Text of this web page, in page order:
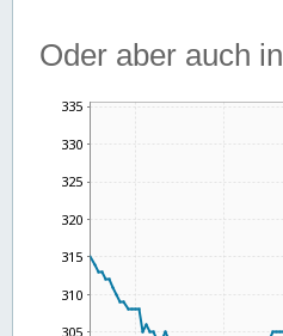
Oder aber auch in